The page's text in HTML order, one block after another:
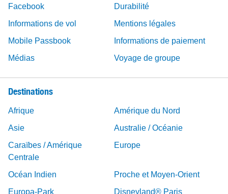
Facebook
Durabilité
Informations de vol
Mentions légales
Mobile Passbook
Informations de paiement
Médias
Voyage de groupe
Destinations
Afrique
Amérique du Nord
Asie
Australie / Océanie
Caraïbes / Amérique
Centrale
Europe
Océan Indien
Proche et Moyen-Orient
Europa-Park
Disneyland® Paris